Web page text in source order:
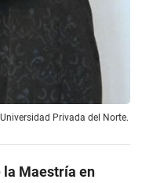
Privada del Norte.
la Maestría en